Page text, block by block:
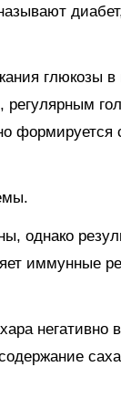
глюкозы в
формируется
однако
иммунные
негативно